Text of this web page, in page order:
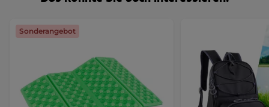
Sonderangebot